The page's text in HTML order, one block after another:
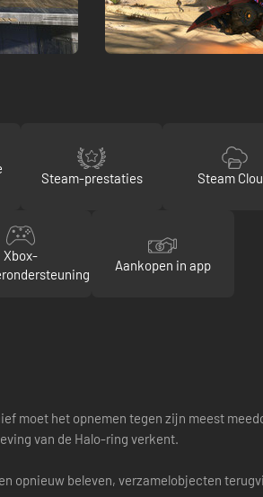
Steam-prestaties Steam
Xbox-
Aankopen in app
moet het opnemen tegen zijn meest
van de Halo-ring verkent.
opnieuw beleven, verzamelobjecten